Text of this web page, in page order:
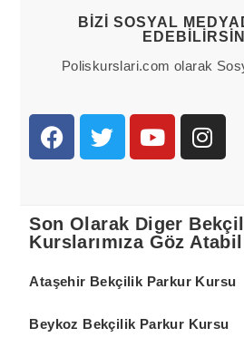
BIZI SOSYAL
Poliskurslari.com olarak
Son Olarak Diger
Kurslarımıza Göz
Ataşehir Bekçilik Parkur Kursu
Beykoz Bekçilik Parkur Kursu